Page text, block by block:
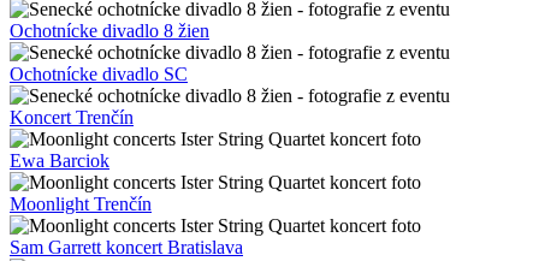
Ochotnícke divadlo 8 žien
Ochotnícke divadlo SC
Koncert Trenčín
Ewa Barciok
Moonlight Trenčín
Sam Garrett koncert Bratislava